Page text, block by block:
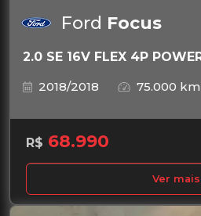
Ford Focus
2.0 SE 16V FLEX 4P
2018/2018
75.000 km
R$ 68.990
Ver mais